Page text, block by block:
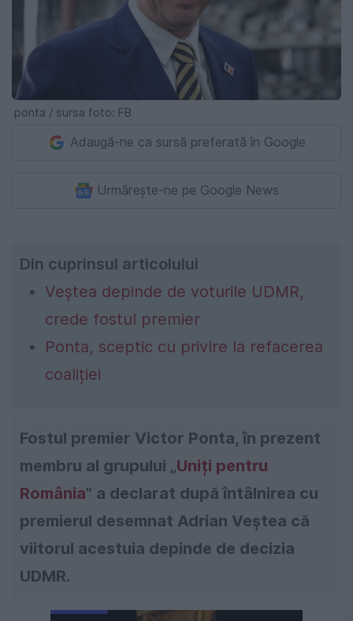
ponta / sursa foto: FB
Adaugă-ne ca sursă preferată în Google
Urmărește-ne pe Google News
Din cuprinsul articolului
Veștea depinde de voturile UDMR,
crede fostul premier
Ponta, sceptic cu privire la refacerea
coaliției
Fostul premier Victor Ponta, în prezent
membru al grupului „Uniți pentru
România” a declarat după întâlnirea cu
premierul desemnat Adrian Veștea că
viitorul acestuia depinde de decizia
UDMR.